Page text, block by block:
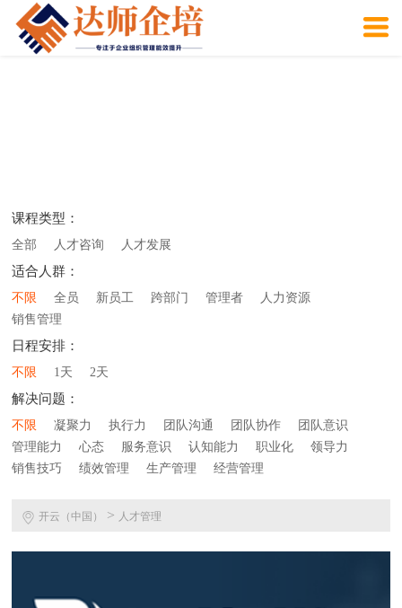
课程类型：
全部 人才咨询 人才发展
适合人群：
不限 全员 新员工 跨部门 管理者
人力资源
销售管理
日程安排：
不限 1天 2天
解决问题：
不限 凝聚力 执行力 团队沟通 团队协作
团队意识
管理能力
心态 服务意识 认知能力 职业化
领导力
销售技巧
绩效管理 生产管理 经营管理
开云（中国） > 人才管理